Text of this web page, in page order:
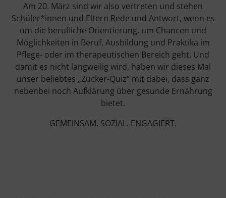
Am 20. März sind wir also vertreten und stehen
Schüler*innen und Eltern Rede und Antwort, wenn es
um die berufliche Orientierung, um Chancen und
Möglichkeiten in Beruf, Ausbildung und Praktika im
Pflege- oder im therapeutischen Bereich geht. Und
damit es nicht langweilig wird, haben wir dieses Mal
unser beliebtes „Zucker-Quiz“ mit dabei, dass ganz
nebenbei noch Aufklärung über gesunde Ernährung
bietet.
GEMEINSAM. SOZIAL. ENGAGIERT.